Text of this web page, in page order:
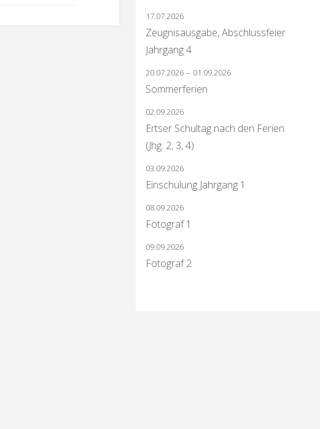
17.07.2026
Zeugnisausgabe, Abschlussfeier
Jahrgang 4
20.07.2026 – 01.09.2026
Sommerferien
02.09.2026
Ertser Schultag nach den Ferien
(Jhg. 2, 3, 4)
03.09.2026
Einschulung Jahrgang 1
08.09.2026
Fotograf 1
09.09.2026
Fotograf 2